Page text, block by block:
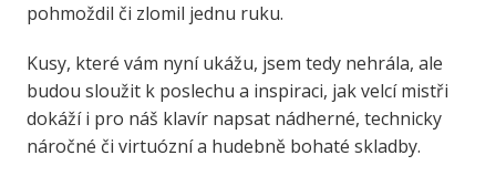
pohmoždil či zlomil jednu ruku.
Kusy, které vám nyní ukážu, jsem tedy nehrála, ale
budou sloužit k poslechu a inspiraci, jak velcí mistři
dokáží i pro náš klavír napsat nádherné, technicky
náročné či virtuózní a hudebně bohaté skladby.